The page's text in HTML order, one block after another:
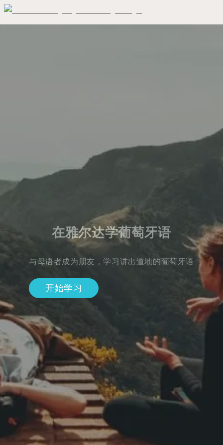
在雅尔达学葡萄牙语
与母语者成为朋友，学习讲出道地的葡萄牙语
开始学习